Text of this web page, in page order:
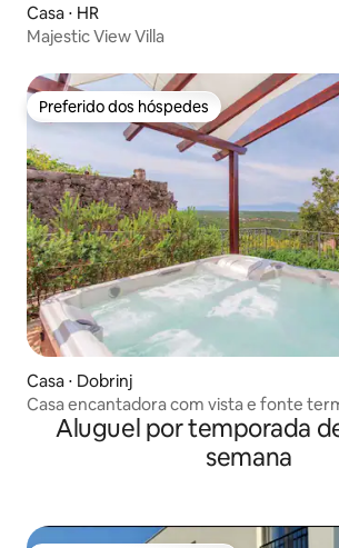
Casa ⋅ HR
Majestic View Villa
Preferido dos hóspedes
Preferido dos hóspedes
Casa ⋅ Dobrinj
Casa encantadora com vista e fonte
Aluguel por temporada
semana